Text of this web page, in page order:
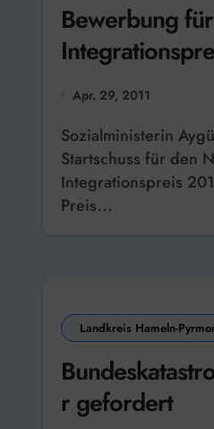
Bewerbung für
Apr. 29, 2011
Sozialministerin Aygül Özkan hat heute den
Startschuss für den
Integrationspreis
Preis...
Landkreis Hameln-
r gefordert